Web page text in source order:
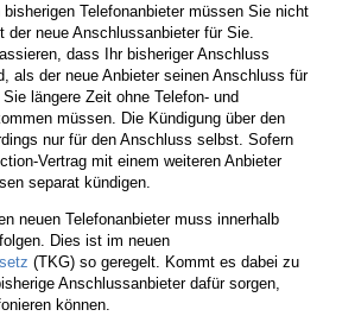
bisherigen Telefonanbieter müssen Sie nicht
der neue Anschlussanbieter für Sie.
dass Ihr bisheriger Anschluss
als der neue Anbieter seinen Anschluss für
längere Zeit ohne Telefon- und
müssen. Die Kündigung über den
nur für den Anschluss selbst. Sofern
Vertrag mit einem weiteren Anbieter
separat kündigen.
neuen Telefonanbieter muss innerhalb
Dies ist im neuen
(TKG) so geregelt. Kommt es dabei zu
Anschlussanbieter dafür sorgen,
können.